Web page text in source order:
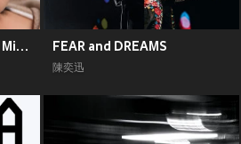
Upside Down - The 2nd Mini Album FEAR and DREAMS
陳奕迅